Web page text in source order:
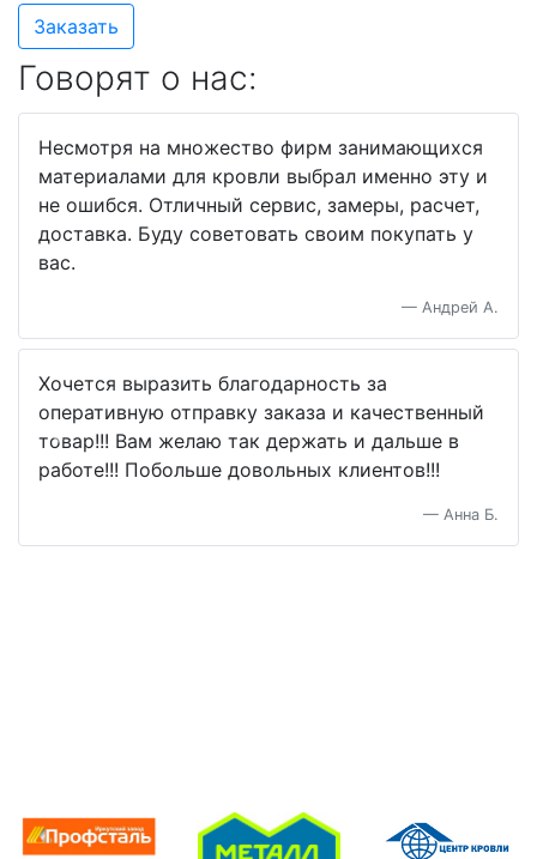
Заказать
Говорят о нас:
Несмотря на множество фирм занимающихся
материалами для кровли выбрал именно эту и
не ошибся. Отличный сервис, замеры, расчет,
доставка. Буду советовать своим покупать у
вас.
Андрей А.
Хочется выразить благодарность за
оперативную отправку заказа и качественный
товар!!! Вам желаю так держать и дальше в
работе!!! Побольше довольных клиентов!!!
Анна Б.
Previous